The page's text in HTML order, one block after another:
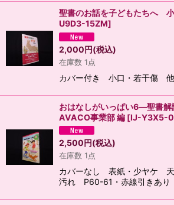
聖書のお話を子どもたちへ
U9D3-15ZM]
2,000円(税込)
在庫数 1点
カバー付き 小口・若干傷
おはなしがいっぱい6―聖書
AVACO事業部 編 [IJ-Y3X5-
2,500円(税込)
在庫数 1点
カバーなし 表紙・少ヤケ 天
汚れ P60-61・赤線引きあ